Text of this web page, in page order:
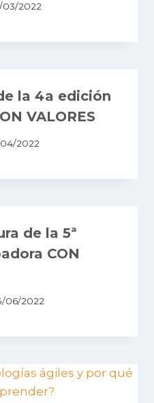
03/2022
la 4a edición
VALORES
04/2022
de la 5ª
CON
06/2022